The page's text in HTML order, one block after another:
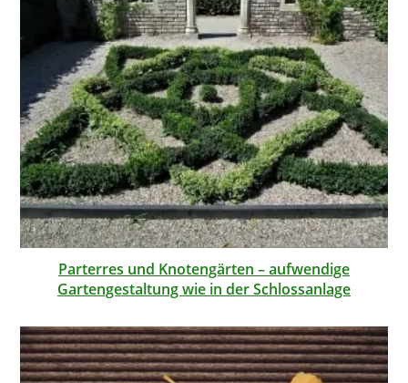
Parterres und Knotengärten – aufwendige
Gartengestaltung wie in der Schlossanlage